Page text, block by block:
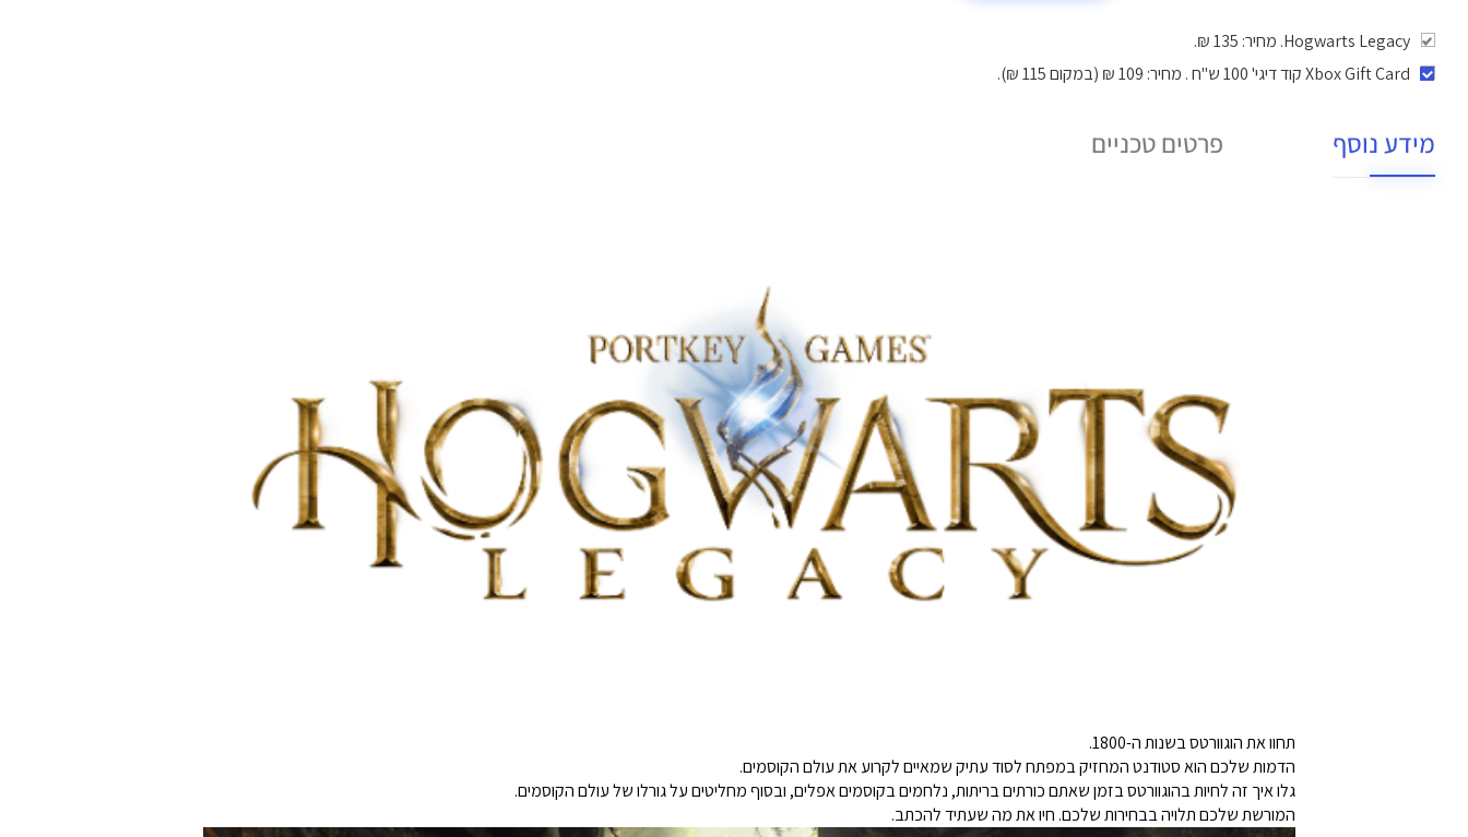
Hogwarts Legacy. מחיר: 135 ₪.
Xbox Gift Card קוד דיגי' 100 ש"ח
. מחיר: 109 ₪ (במקום 115 ₪).
מידע נוסף פרטים טכניים
תחוו את הוגוורטס בשנות ה-1800.
הדמות שלכם הוא סטודנט המחזיק במפתח לסוד עתיק שמאיים לקרוע את עולם הקוסמים.
גלו איך זה לחיות בהוגוורטס בזמן שאתם כורתים בריתות, נלחמים בקוסמים אפלים, ובסוף מחליטים על גורלו של עולם הקוסמים.
המורשת שלכם תלויה בבחירות שלכם. חיו את מה שעתיד להכתב.